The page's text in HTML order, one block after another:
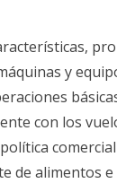
y
con los
de alimentos